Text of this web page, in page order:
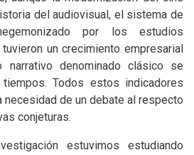
del audiovisual, el sistema de
por los estudios
un crecimiento empresarial
denominado clásico se
Todos estos indicadores
necesidad de un debate al respecto
conjeturas.
estuvimos estudiando